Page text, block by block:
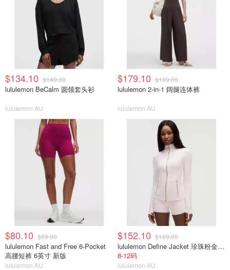
$134.10 $149.00
lululemon BeCalm 圆领套头衫
lululemon AU
$179.10 $199.00
lululemon 2-in-1 阔腿连体裤
lululemon AU
$80.10 $89.00
lululemon Fast and Free 6-Pocket
高腰短裤 6英寸 新版
lululemon AU
$152.10 $169.00
lululemon Define Jacket 珍珠粉金拉链
8-12码
lululemon AU